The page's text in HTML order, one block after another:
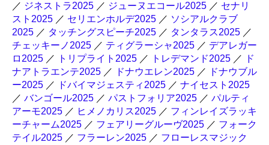
／ ジネストラ2025 ／ ジューヌエコール2025 ／ セナリ
スト2025 ／ セリエンホルデ2025 ／ ソシアルクラブ
2025 ／ タッチングスピーチ2025 ／ タンタラス2025 ／
チェッキーノ2025 ／ ティグラーシャ2025 ／ デアレガー
ロ2025 ／ トリプライト2025 ／ トレデマンド2025 ／
ド
ナアトラエンテ2025 ／ ドナウエレン2025 ／
ドナウブル
ー2025 ／ ドバイマジェスティ2025 ／ ナイセスト2025
／ バンゴール2025 ／ パストフォリア2025 ／ パルティ
アーモ2025 ／ ヒメノカリス2025 ／ フィンレイズラッキ
ーチャーム2025 ／ フェアリーグルーヴ2025 ／ フォーク
テイル2025 ／ フラーレン2025 ／ フローレスマジック